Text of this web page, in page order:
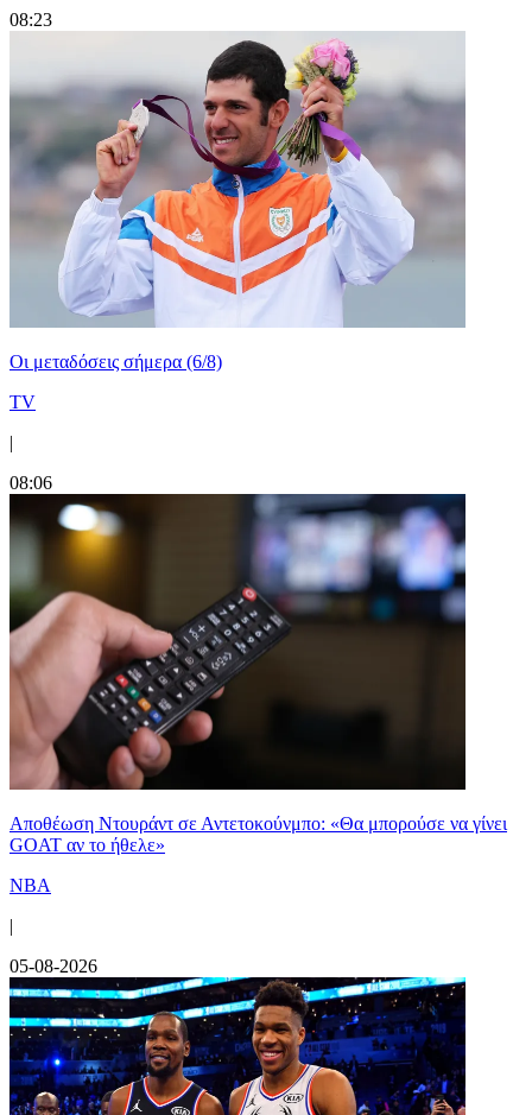
08:23
Οι μεταδόσεις σήμερα (6/8)
TV
|
08:06
Αποθέωση Ντουράντ σε Αντετοκούνμπο: «Θα μπορούσε να γίνει
GOAT αν το ήθελε»
NBA
|
05-08-2026